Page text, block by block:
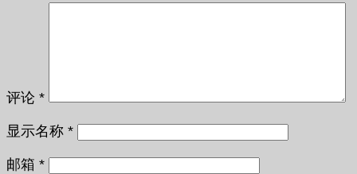
评论 *
显示名称 *
邮箱 *